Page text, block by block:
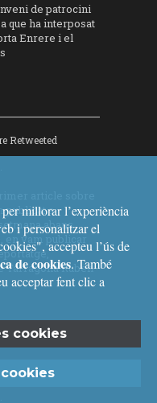
de patrocini
que ha interposat
Enrere i el
Retweeted
publicat a
abans
en vam publicar
Tarragona Rubén
Retweeted
millorar l’experiència
i personalitzar el
accepteu l’ús de
de cookies. També
acceptar fent clic a
cookies